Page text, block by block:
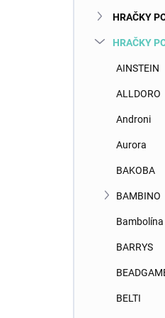
HRAČKY
HRAČKY
AINSTEIN
ALLDORO
Androni
Aurora
BAKOBA
BAMBINO
Bambolína
BARRYS
BELTI